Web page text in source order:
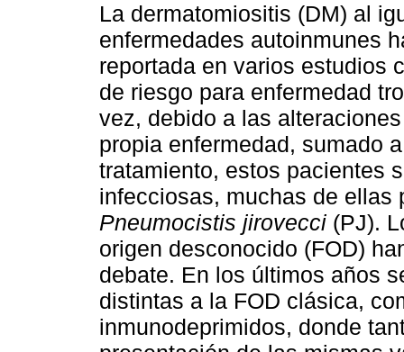
La dermatomiositis (DM) al
enfermedades autoinmunes
reportada en varios estudios
de riesgo para enfermedad
vez, debido a las
propia enfermedad, sumado
tratamiento, estos pacientes
infecciosas, muchas de ellas
Pneumocistis jirovecci (PJ).
origen desconocido (FOD)
debate. En los últimos años
distintas a la FOD clásica,
inmunodeprimidos, donde